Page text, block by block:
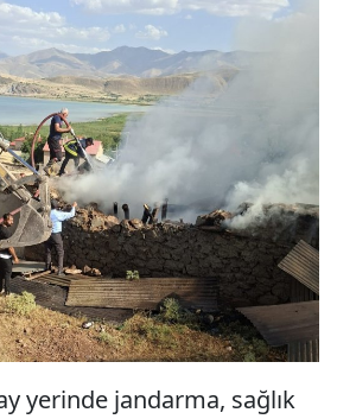
yerinde jandarma, sağlık